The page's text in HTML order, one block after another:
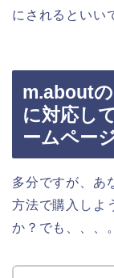
にされるといい
m.about
に対応し
ームペー
多分ですが、あ
方法で購入しよ
か？でも、、、。